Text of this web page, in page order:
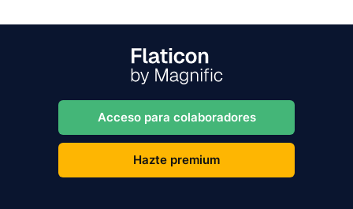
Acceso para colaboradores
Hazte premium